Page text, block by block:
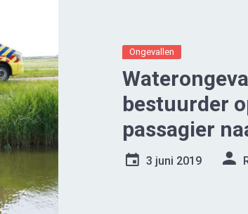
Ongevallen
bestuurder
passagier
3 juni 2019